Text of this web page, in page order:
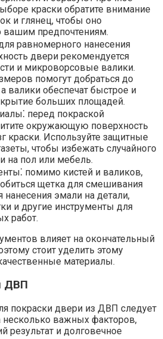
краски обратите внимание
и глянец, чтобы оно
вашим предпочтениям.​
равномерного нанесения
двери рекомендуется
и микроворсовые валики.​
помогут добраться до
валики обеспечат быстрое и
больших площадей.​
перед покраской
окружающую поверхность
краски.​ Используйте защитные
чтобы избежать случайного
на пол или мебель.​
помимо кистей и валиков,
щетка для смешивания
нанесения эмали на детали,
и другие инструменты для
работ.​
влияет на окончательный
стоит уделить этому
материалы.​
ДВП
покраски двери из ДВП следует
несколько важных факторов,
результат и долговечное